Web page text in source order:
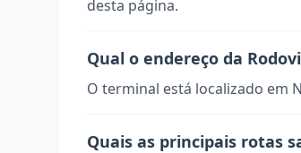
desta página.
Qual o endereço da
O terminal está localizado em
Quais as principais rotas